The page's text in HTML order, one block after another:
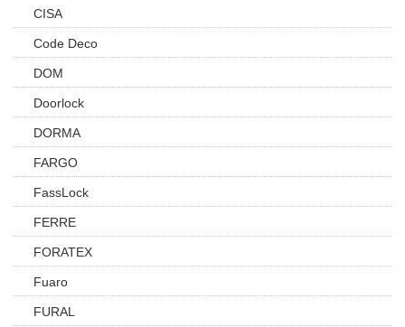
CISA
Code Deco
DOM
Doorlock
DORMA
FARGO
FassLock
FERRE
FORATEX
Fuaro
FURAL